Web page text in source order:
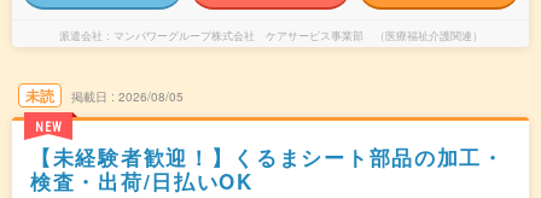
派遣会社 マンパワーグループ株式会社 ケアサービス事業部 （医療福祉介護関連）
未読
NEW
掲載日 2026/08/05
【未経験者歓迎！】くるまシート部品の加工・
検査・出荷/日払いOK